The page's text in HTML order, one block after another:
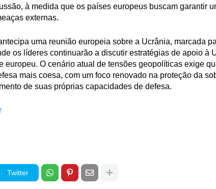
à medida que os países europeus buscam garantir
externas.
uma reunião europeia sobre a Ucrânia, marcada
os líderes continuarão a discutir estratégias de apoio à
europeu. O cenário atual de tensões geopolíticas exige
mais coesa, com um foco renovado na proteção da
de suas próprias capacidades de defesa.
Twitter